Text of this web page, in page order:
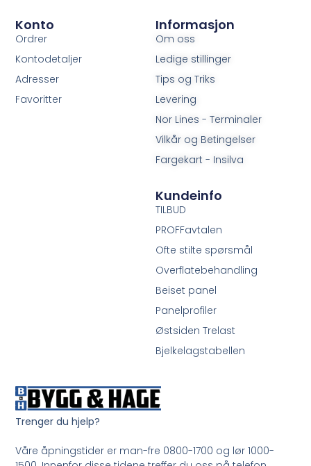
Trenger du hjelp?
Våre åpningstider er man-fre 0800-1700 og lør 1000-
Informasjon
Om oss
Ledige stillinger
Tips og Triks
Levering
Nor Lines - Terminaler
Vilkår og Betingelser
Fargekart - Insilva
Konto
Ordrer
Kontodetaljer
Adresser
Favoritter
Kundeinfo
TILBUD
PROFFavtalen
Ofte stilte spørsmål
Overflatebehandling
Beiset panel
Panelprofiler
Østsiden Trelast
Bjelkelagstabellen